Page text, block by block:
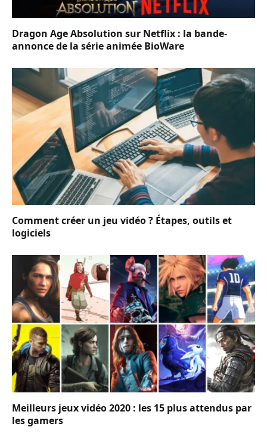
Dragon Age Absolution sur Netflix : la bande-
annonce de la série animée BioWare
Comment créer un jeu vidéo ? Étapes, outils et
logiciels
Meilleurs jeux vidéo 2020 : les 15 plus attendus par
les gamers